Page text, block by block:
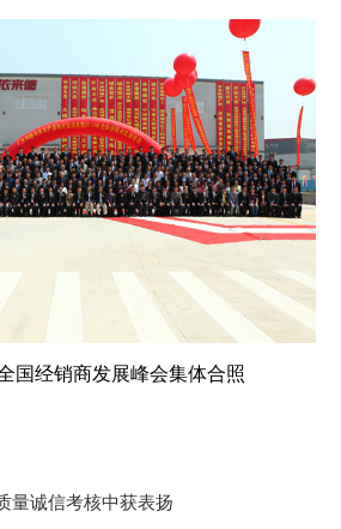
国经销商发展峰会集体合照
量诚信考核中获表扬